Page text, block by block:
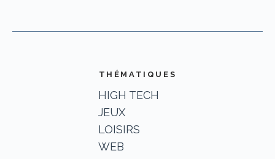
THÉMATIQUES
HIGH TECH
JEUX
LOISIRS
WEB